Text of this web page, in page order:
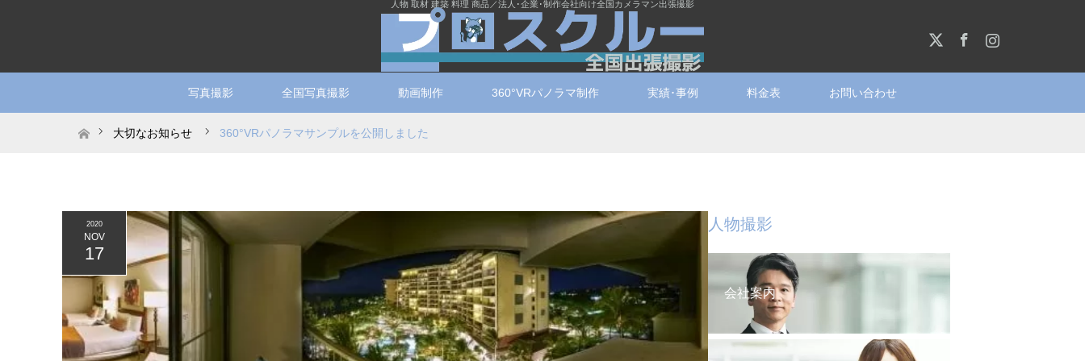
人物 取材 建築 料理 商品／法人･企業･制作会社向け全国カメラマン出張撮影
写真撮影 全国写真撮影 動画制作 360°VRパノラマ制作 実績･事例 料金表 お問い合わせ
ホーム大切なお知らせ 360°VRパノラマサンプルを公開しました
2020
NOV
17
人物撮影
会社案内